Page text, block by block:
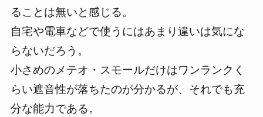
ることは無いと感じる。
自宅や電車などで使うにはあまり違いは気にな
らないだろう。
小さめのメテオ・スモールだけはワンランクく
らい遮音性が落ちたのが分かるが、それでも充
分な能力である。